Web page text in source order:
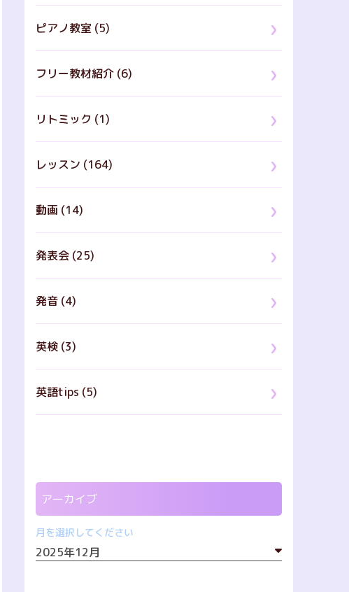
ピアノ教室 (5)
フリー教材紹介 (6)
リトミック (1)
レッスン (164)
動画 (14)
発表会 (25)
発音 (4)
英検 (3)
英語tips (5)
アーカイブ
月を選択してください